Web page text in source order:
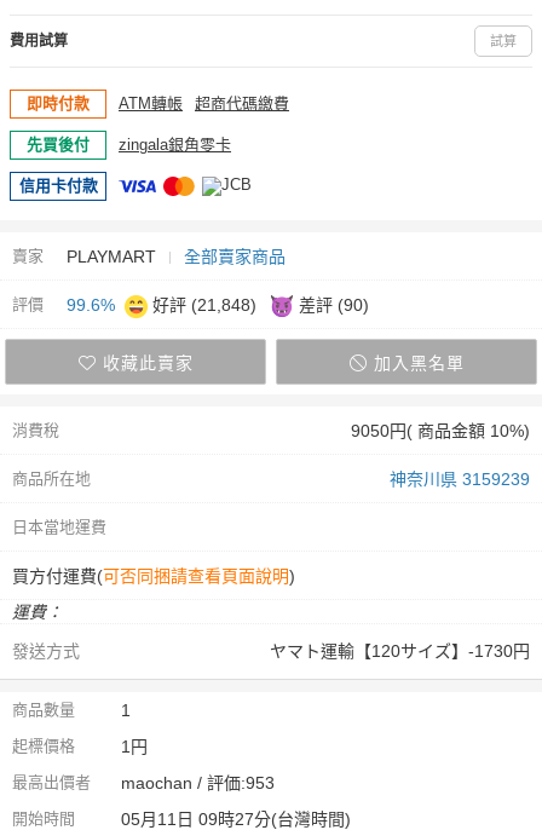
費用試算 試算
即時付款 ATM轉帳 超商代碼繳費
先買後付 zingala銀角零卡
信用卡付款
賣家 PLAYMART 全部賣家商品
評價 99.6% 好評 (21,848) 差評 (90)
收藏此賣家 加入黑名單
消費稅 9050円( 商品金額 10%)
商品所在地 神奈川県 3159239
日本當地運費
買方付運費(可否同捆請查看頁面說明)
運費：
發送方式
ヤマト運輸【120サイズ】-1730円
商品數量 1
起標價格 1円
最高出價者 maochan / 評価:953
開始時間 05月11日 09時27分(台灣時間)